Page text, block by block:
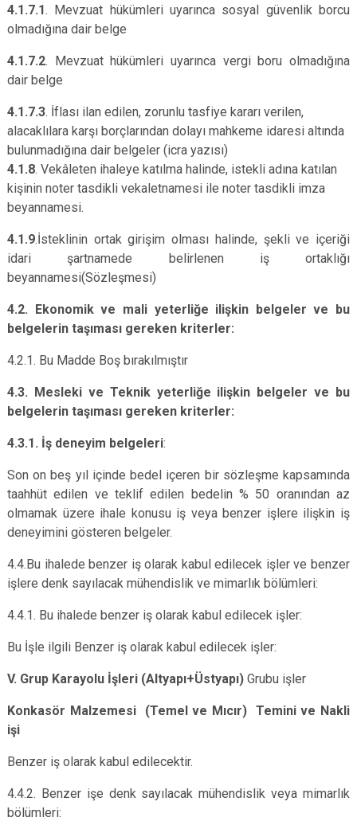
4.1.7.1. Mevzuat hükümleri uyarınca sosyal güvenlik borcu
olmadığına dair belge
4.1.7.2. Mevzuat hükümleri uyarınca vergi boru olmadığına
dair belge
4.1.7.3. İflası ilan edilen, zorunlu tasfiye kararı verilen,
alacaklılara karşı borçlarından dolayı mahkeme idaresi altında
bulunmadığına dair belgeler (icra yazısı)
4.1.8. Vekâleten ihaleye katılma halinde, istekli adına katılan
kişinin noter tasdikli vekaletnamesi ile noter tasdikli imza
beyannamesi.
4.1.9.İsteklinin ortak girişim olması halinde, şekli ve içeriği
idari şartnamede belirlenen iş ortaklığı
beyannamesi(Sözleşmesi)
4.2. Ekonomik ve mali yeterliğe ilişkin belgeler ve bu
belgelerin taşıması gereken kriterler:
4.2.1. Bu Madde Boş bırakılmıştır
4.3. Mesleki ve Teknik yeterliğe ilişkin belgeler ve bu
belgelerin taşıması gereken kriterler:
4.3.1. İş deneyim belgeleri:
Son on beş yıl içinde bedel içeren bir sözleşme kapsamında
taahhüt edilen ve teklif edilen bedelin % 50 oranından az
olmamak üzere ihale konusu iş veya benzer işlere ilişkin iş
deneyimini gösteren belgeler.
4.4.Bu ihalede benzer iş olarak kabul edilecek işler ve benzer
işlere denk sayılacak mühendislik ve mimarlık bölümleri:
4.4.1. Bu ihalede benzer iş olarak kabul edilecek işler:
Bu İşle ilgili Benzer iş olarak kabul edilecek işler:
V. Grup Karayolu İşleri (Altyapı+Üstyapı) Grubu işler
Konkasör Malzemesi (Temel ve Mıcır) Temini ve Nakli
işi
Benzer iş olarak kabul edilecektir.
4.4.2. Benzer işe denk sayılacak mühendislik veya mimarlık
bölümleri: